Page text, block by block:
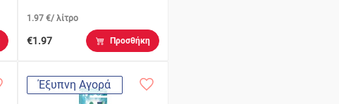
1.97 €/ λίτρο
€1.97 Προσθήκη
Έξυπνη Αγορά